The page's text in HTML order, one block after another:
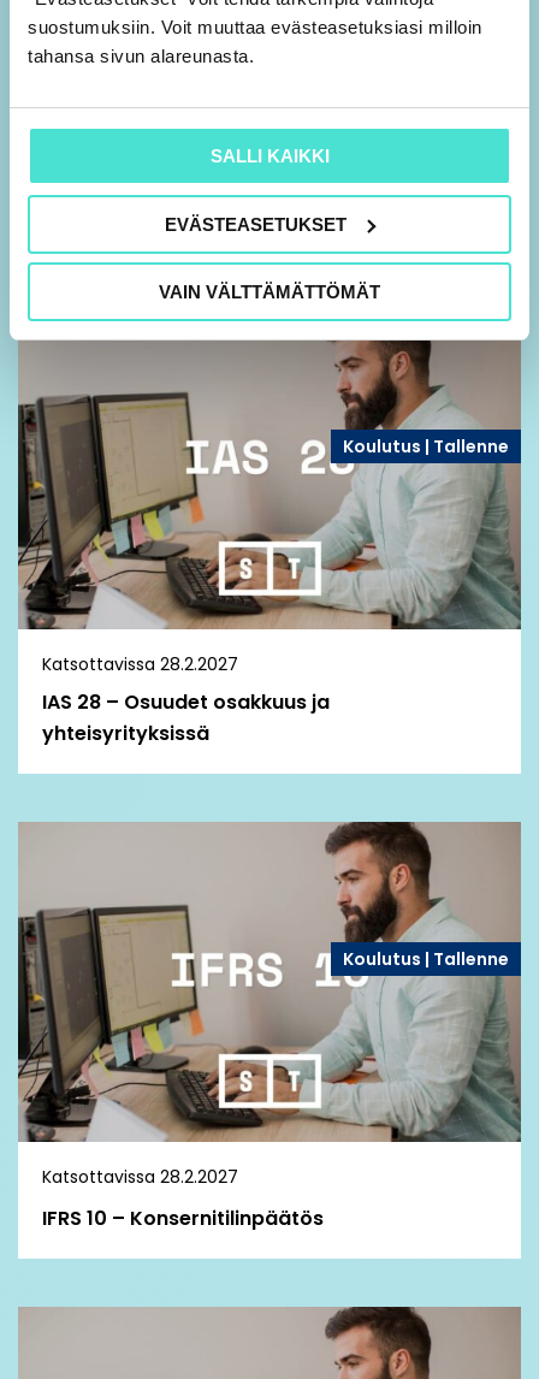
suostumuksiin. Voit muuttaa evästeasetuksiasi milloin
tahansa sivun alareunasta.
SALLI KAIKKI
EVÄSTEASETUKSET
VAIN VÄLTTÄMÄTTÖMÄT
IAS 21 – Ulkomaanrahan määräiset
tapahtumat ja ulkomaisten yksiköiden
muuntaminen
Koulutus | Tallenne
Katsottavissa 28.2.2027
IAS 28 – Osuudet osakkuus ja
yhteisyrityksissä
Koulutus | Tallenne
Katsottavissa 28.2.2027
IFRS 10 – Konsernitilinpäätös